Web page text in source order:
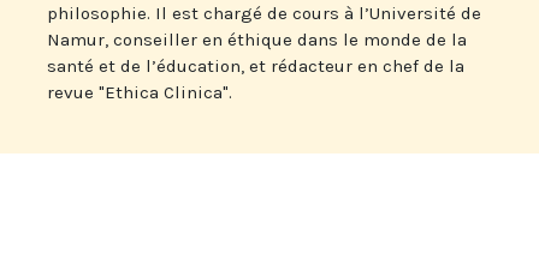
philosophie. Il est chargé de cours à l’Université de
Namur, conseiller en éthique dans le monde de la
santé et de l’éducation, et rédacteur en chef de la
revue "Ethica Clinica".